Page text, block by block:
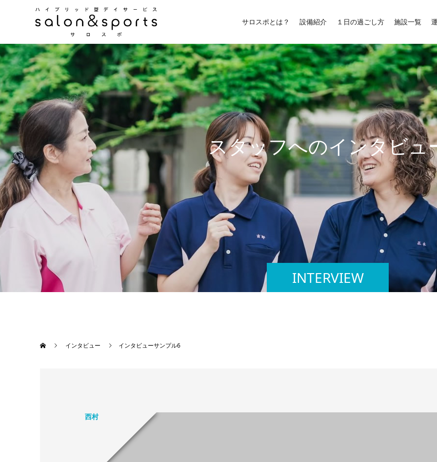
サロスポとは？ 設備紹介 １日の過ごし方 施設一覧
INTERVIEW
スタッフへのイ ンタビュ
インタビュー インタビューサンプル6
西村